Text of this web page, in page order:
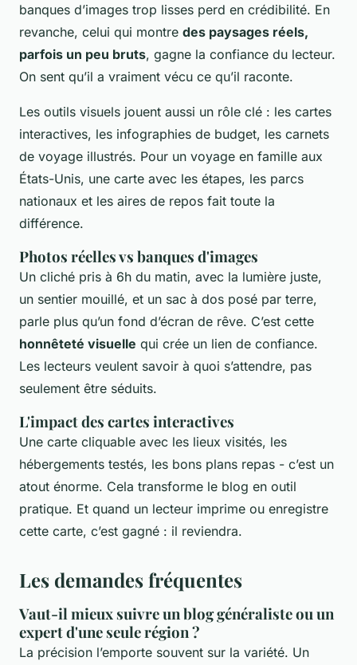
banques d’images trop lisses perd en crédibilité. En
revanche, celui qui montre des paysages réels,
parfois un peu bruts, gagne la confiance du lecteur.
On sent qu’il a vraiment vécu ce qu’il raconte.
Les outils visuels jouent aussi un rôle clé : les cartes
interactives, les infographies de budget, les carnets
de voyage illustrés. Pour un voyage en famille aux
États-Unis, une carte avec les étapes, les parcs
nationaux et les aires de repos fait toute la
différence.
Photos réelles vs banques d'images
Un cliché pris à 6h du matin, avec la lumière juste,
un sentier mouillé, et un sac à dos posé par terre,
parle plus qu’un fond d’écran de rêve. C’est cette
honnêteté visuelle qui crée un lien de confiance.
Les lecteurs veulent savoir à quoi s’attendre, pas
seulement être séduits.
L'impact des cartes interactives
Une carte cliquable avec les lieux visités, les
hébergements testés, les bons plans repas - c’est un
atout énorme. Cela transforme le blog en outil
pratique. Et quand un lecteur imprime ou enregistre
cette carte, c’est gagné : il reviendra.
Les demandes fréquentes
Vaut-il mieux suivre un blog généraliste ou un
expert d'une seule région ?
La précision l’emporte souvent sur la variété. Un